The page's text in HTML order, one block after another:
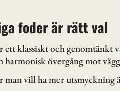
foder är rätt val
ett klassiskt och
harmonisk övergång mot
man vill ha mer